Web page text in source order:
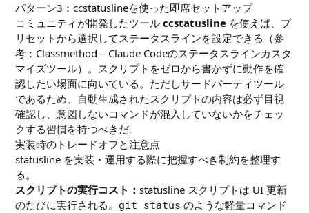
パターン3：ccstatuslineを使った即席セットアップ
コミュニティが開発したツールccstatusline を使えば、プ
リセットから選択してステータスラインを設定できる（参
考： Classmethod – Claude Codeのステータスラインカスタ
マイズツール）。スクリプトをゼロから書かずに動作を確
認したい場面に向いている。ただしサードパーティツール
であるため、自動生成されたスクリプトの内容は必ず目視
確認し、意図しないコマンドが混入していないかをチェッ
クする習慣を持つべきだ。
実装時のトレードオフと注意点
statusline を実装・運用する際に把握すべき制約を整理す
る。
スクリプトの実行コスト：statusline スクリプトは UI 更新
のたびに実行される。 git status のような軽量コマンド